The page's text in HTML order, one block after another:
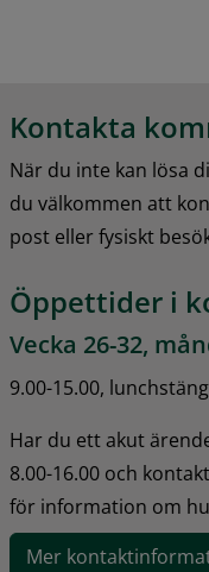
Kontakta
När du inte kan lösa
du välkommen att
post eller fysiskt
Öppettider i
Vecka 26-32,
9.00-15.00,
Har du ett akut
8.00-16.00 och
för information om
Mer